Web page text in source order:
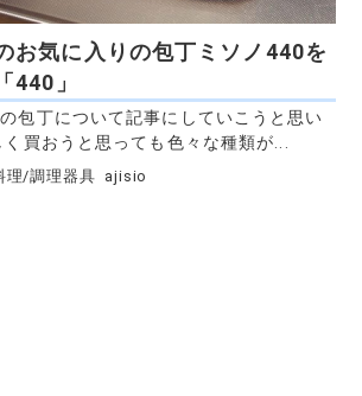
お気に入りの包丁ミソノ440を
440」
包丁について記事にしていこうと思い
買おうと思っても色々な種類が...
理/調理器具 ajisio